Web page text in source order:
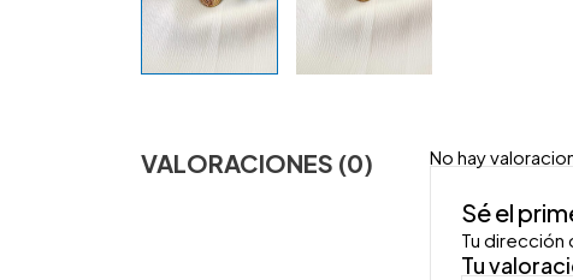
VALORACIONES (0) No hay
Sé el
Tu dirección
Tu